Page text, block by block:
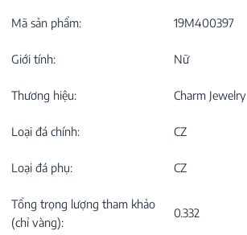
Mã sản phẩm: 19M400397
Giới tính: Nữ
Thương hiệu: Charm Jewelry
Loại đá chính: CZ
Loại đá phụ: CZ
Tổng trọng lượng tham khảo
(chỉ vàng):
0.332